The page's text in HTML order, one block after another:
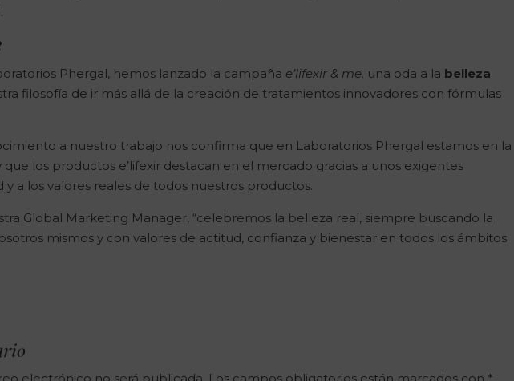
Phergal, hemos lanzado la campaña e’lifexir & me, una oda a la belleza
filosofía de ir más allá de la creación de tratamientos innovadores con fórmulas
a nuestro trabajo nos confirma que en Laboratorios Phergal estamos en la
los productos e’lifexir destacan en el mercado gracias a unos exigentes
y a los valores reales de todos nuestros productos.
Global Marketing Manager, “celebremos la belleza real, siempre buscando la
mismos y con valores de actitud, confianza y bienestar en todos los ámbitos
electrónico no será publicada. Los campos obligatorios están marcados con *